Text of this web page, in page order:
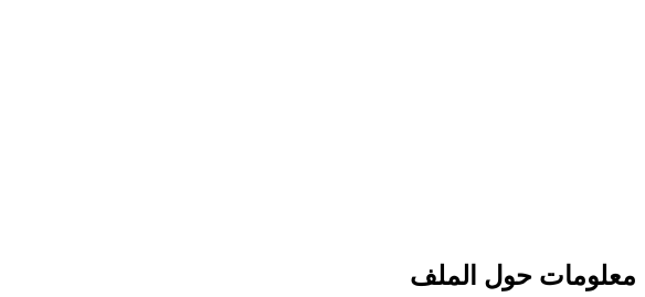
معلومات حول الملف